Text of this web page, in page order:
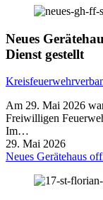
Neues
Dienst gestellt
Am 29. Mai 2026
Freiwilligen
Im…
29. Mai 2026
Neues Gerätehaus